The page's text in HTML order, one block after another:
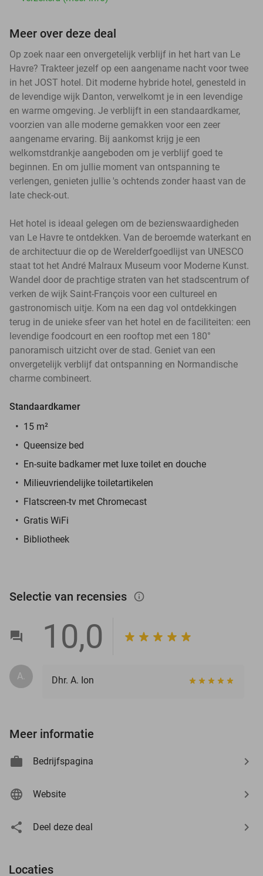
Meer over deze deal
Op zoek naar een onvergetelijk verblijf in het hart van Le
Havre? Trakteer jezelf op een aangename nacht voor twee
in het JOST hotel. Dit moderne hybride hotel, genesteld in
de levendige wijk Danton, verwelkomt je in een levendige
en warme omgeving. Je verblijft in een standaardkamer,
voorzien van alle moderne gemakken voor een zeer
aangename ervaring. Bij aankomst krijg je een
welkomstdrankje aangeboden om je verblijf goed te
beginnen. En om jullie moment van ontspanning te
verlengen, genieten jullie 's ochtends zonder haast van de
late check-out.
Het hotel is ideaal gelegen om de bezienswaardigheden
van Le Havre te ontdekken. Van de beroemde waterkant en
de architectuur die op de Werelderfgoedlijst van UNESCO
staat tot het André Malraux Museum voor Moderne Kunst.
Wandel door de prachtige straten van het stadscentrum of
verken de wijk Saint-François voor een cultureel en
gastronomisch uitje. Kom na een dag vol ontdekkingen
terug in de unieke sfeer van het hotel en de faciliteiten: een
levendige foodcourt en een rooftop met een 180°
panoramisch uitzicht over de stad. Geniet van een
onvergetelijk verblijf dat ontspanning en Normandische
charme combineert.
Standaardkamer
15 m²
Queensize bed
En-suite badkamer met luxe toilet en douche
Milieuvriendelijke toiletartikelen
Flatscreen-tv met Chromecast
Gratis WiFi
Bibliotheek
Selectie van recensies info_outlined
10,0
A. Dhr. A. Ion
Meer informatie
Bedrijfspagina
Website
Deel deze deal
Locaties